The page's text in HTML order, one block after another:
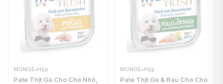
MONGE•Hộp
Pate Thịt Gà Cho Chó Nhỏ,
MONGE•Hộp
Pate Thịt Gà & Rau Cho Chó